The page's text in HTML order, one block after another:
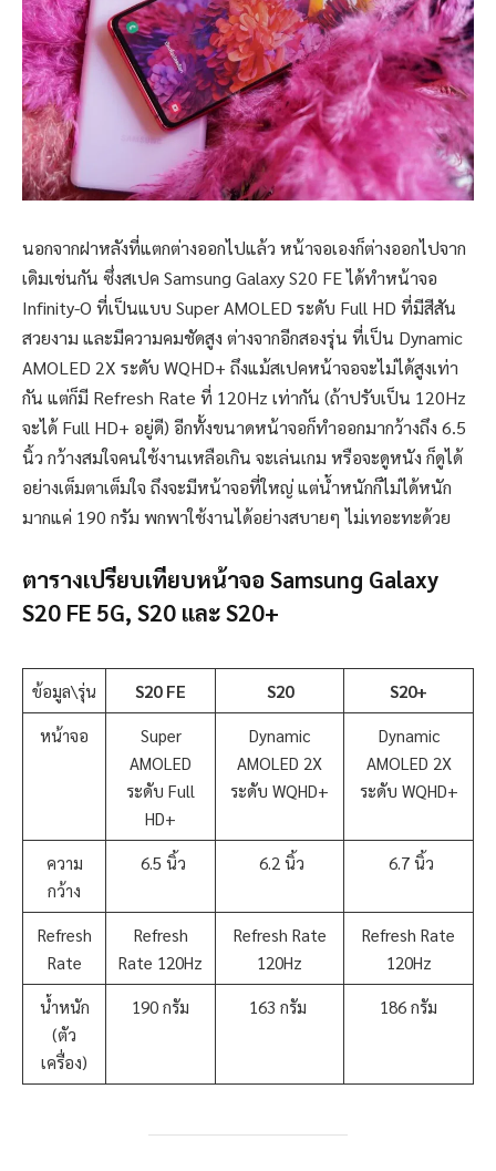
นอกจากฝาหลังที่แตกต่างออกไปแล้ว หน้าจอเองก็ต่างออกไปจาก
เดิมเช่นกัน ซึ่งสเปค Samsung Galaxy S20 FE ได้ทำหน้าจอ
Infinity-O ที่เป็นแบบ Super AMOLED ระดับ Full HD ที่มีสีสัน
สวยงาม และมีความคมชัดสูง ต่างจากอีกสองรุ่น ที่เป็น Dynamic
AMOLED 2X ระดับ WQHD+ ถึงแม้สเปคหน้าจอจะไม่ได้สูงเท่า
กัน แต่ก็มี Refresh Rate ที่ 120Hz เท่ากัน (ถ้าปรับเป็น 120Hz
จะได้ Full HD+ อยู่ดี) อีกทั้งขนาดหน้าจอก็ทำออกมากว้างถึง 6.5
นิ้ว กว้างสมใจคนใช้งานเหลือเกิน จะเล่นเกม หรือจะดูหนัง ก็ดูได้
อย่างเต็มตาเต็มใจ ถึงจะมีหน้าจอที่ใหญ่ แต่น้ำหนักก็ไม่ได้หนัก
มากแค่ 190 กรัม พกพาใช้งานได้อย่างสบายๆ ไม่เทอะทะด้วย
ตารางเปรียบเทียบหน้าจอ Samsung Galaxy
S20 FE 5G, S20 และ S20+
ข้อมูล\รุ่น S20 FE S20 S20+
หน้าจอ
Super
AMOLED
ระดับ Full
HD+
Dynamic
AMOLED 2X
ระดับ WQHD+
Dynamic
AMOLED 2X
ระดับ WQHD+
ความ
กว้าง
6.5 นิ้ว 6.2 นิ้ว 6.7 นิ้ว
Refresh
Rate
Refresh
Rate 120Hz
Refresh Rate
120Hz
Refresh Rate
120Hz
น้ำหนัก
(ตัว
เครื่อง)
190 กรัม 163 กรัม 186 กรัม